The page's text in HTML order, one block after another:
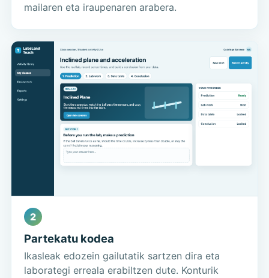
mailaren eta iraupenaren arabera.
2
Partekatu kodea
Ikasleak edozein gailutatik sartzen dira eta
laborategi erreala erabiltzen dute. Konturik